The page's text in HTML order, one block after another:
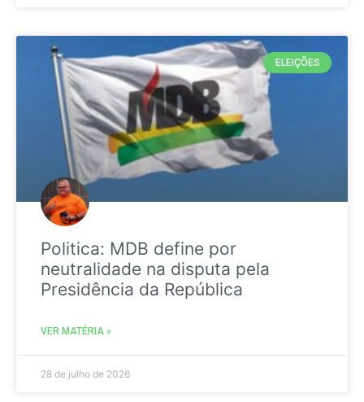
ELEIÇÕES
Politica: MDB define por
neutralidade na disputa pela
Presidência da República
VER MATÉRIA »
28 de julho de 2026